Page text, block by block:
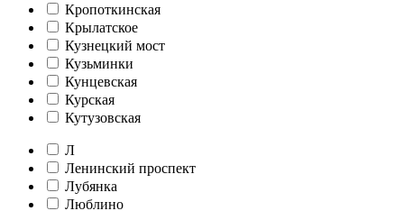
Кропоткинская
Крылатское
Кузнецкий мост
Кузьминки
Кунцевская
Курская
Кутузовская
Л
Ленинский проспект
Лубянка
Люблино